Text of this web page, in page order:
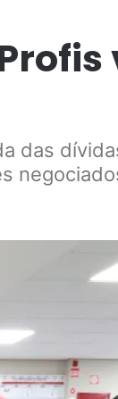
das